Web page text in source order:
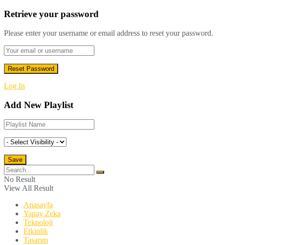
Retrieve your password
Please enter your username or email address to reset your password.
Log In
Add New Playlist
No Result
View All Result
Anasayfa
Yapay Zeka
Teknoloji
Etkinlik
Tasarım